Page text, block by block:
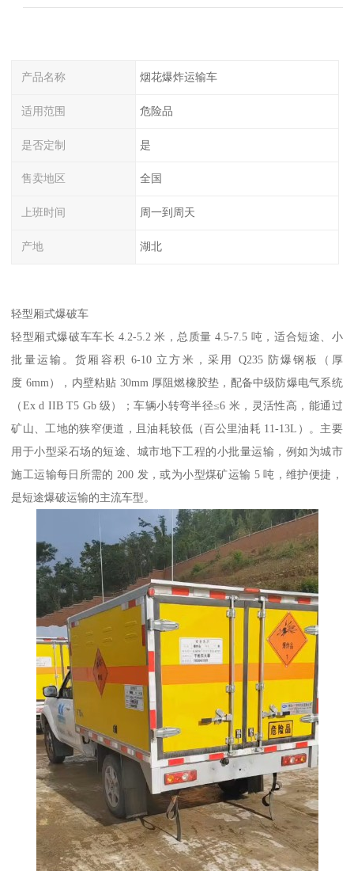
产品名称 烟花爆炸运输车
适用范围 危险品
是否定制 是
售卖地区 全国
上班时间 周一到周天
产地 湖北
轻型厢式爆破车​
轻型厢式爆破车车长 4.2-5.2 米，总质量 4.5-7.5 吨，适合短途、小
批量运输。货厢容积 6-10 立方米，采用 Q235 防爆钢板（厚
度 6mm），内壁粘贴 30mm 厚阻燃橡胶垫，配备中级防爆电气系统
（Ex d IIB T5 Gb 级）；车辆小转弯半径≤6 米，灵活性高，能通过
矿山、工地的狭窄便道，且油耗较低（百公里油耗 11-13L）。主要
用于小型采石场的短途、城市地下工程的小批量运输，例如为城市
施工运输每日所需的 200 发，或为小型煤矿运输 5 吨，维护便捷，
是短途爆破运输的主流车型。​